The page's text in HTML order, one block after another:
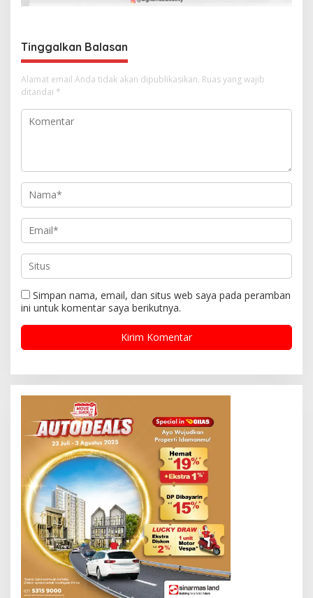
o
Tinggalkan Balasan
Alamat email Anda tidak akan dipublikasikan. Ruas yang wajib
ditandai *
Simpan nama, email, dan situs web saya pada peramban
ini untuk komentar saya berikutnya.